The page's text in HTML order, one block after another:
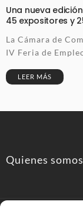
Una nueva
45 expositores y
La Cámara de
IV Feria de
LEER MÁS
Quienes somos